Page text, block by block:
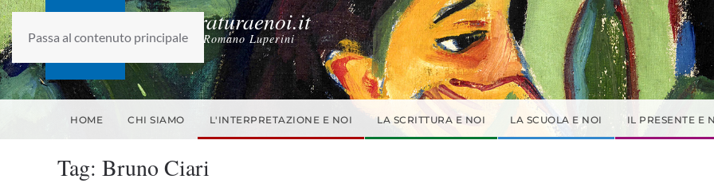
Passa al contenuto principale
laletteraturaenoi.it
fondato da Romano Luperini
HOME CHI SIAMO L'INTERPRETAZIONE E NOI LA SCRITTURA E NOI LA SCUOLA E NOI IL PRESENTE E
Tag: Bruno Ciari